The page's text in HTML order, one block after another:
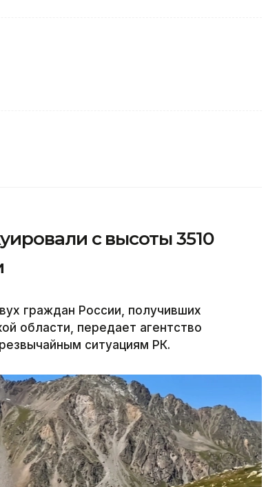
с высоты 3510
граждан России, получивших
области, передает агентство
ситуациям РК.